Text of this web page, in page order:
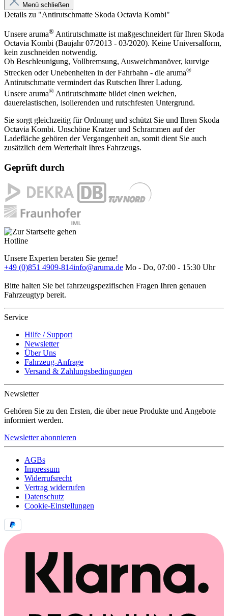
Menü schließen
Details zu "Antirutschmatte Skoda Octavia Kombi"
Unsere aruma® Antirutschmatte ist maßgeschneidert für Ihren Skoda
Octavia Kombi (Baujahr 07/2013 - 03/2020). Keine Universalform,
kein zuschneiden notwendig.
Ob Beschleunigung, Vollbremsung, Ausweichmanöver, kurvige
Strecken oder Unebenheiten in der Fahrbahn - die aruma®
Antirutschmatte vermindert das Rutschen Ihrer Ladung.
Unsere aruma® Antirutschmatte bildet einen weichen,
dauerelastischen, isolierenden und rutschfesten Untergrund.
Sie sorgt gleichzeitig für Ordnung und schützt Sie und Ihren Skoda
Octavia Kombi. Unschöne Kratzer und Schrammen auf der
Ladefläche gehören der Vergangenheit an, somit dient Sie auch
zusätzlich dem Werterhalt Ihres Fahrzeugs.
Geprüft durch
Hotline
Unsere Experten beraten Sie gerne!
+49 (0)851 4909-814info@aruma.de Mo - Do, 07:00 - 15:30 Uhr
Bitte halten Sie bei fahrzeugspezifischen Fragen Ihren genauen
Fahrzeugtyp bereit.
Service
Hilfe / Support
Newsletter
Über Uns
Fahrzeug-Anfrage
Versand & Zahlungsbedingungen
Newsletter
Gehören Sie zu den Ersten, die über neue Produkte und Angebote
informiert werden.
Newsletter abonnieren
AGBs
Impressum
Widerrufsrecht
Vertrag widerrufen
Datenschutz
Cookie-Einstellungen